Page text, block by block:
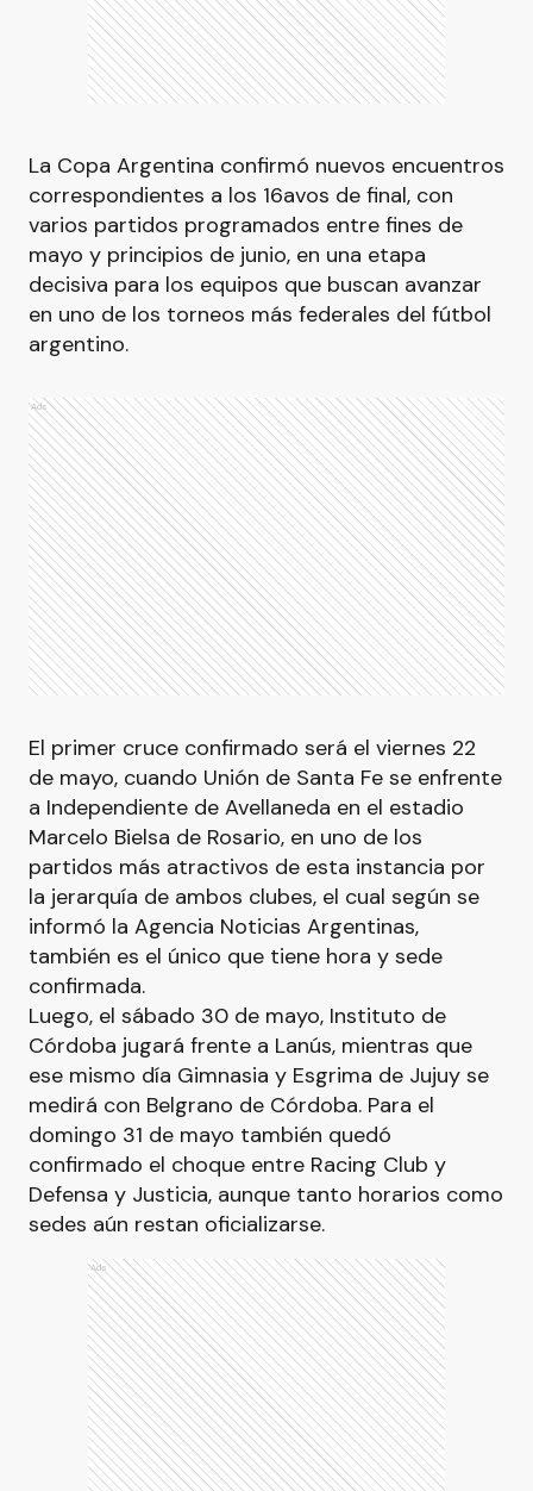
La Copa Argentina confirmó nuevos encuentros
correspondientes a los 16avos de final, con
varios partidos programados entre fines de
mayo y principios de junio, en una etapa
decisiva para los equipos que buscan avanzar
en uno de los torneos más federales del fútbol
argentino.
Ads
El primer cruce confirmado será el viernes 22
de mayo, cuando Unión de Santa Fe se enfrente
a Independiente de Avellaneda en el estadio
Marcelo Bielsa de Rosario, en uno de los
partidos más atractivos de esta instancia por
la jerarquía de ambos clubes, el cual según se
informó la Agencia Noticias Argentinas,
también es el único que tiene hora y sede
confirmada.
Luego, el sábado 30 de mayo, Instituto de
Córdoba jugará frente a Lanús, mientras que
ese mismo día Gimnasia y Esgrima de Jujuy se
medirá con Belgrano de Córdoba. Para el
domingo 31 de mayo también quedó
confirmado el choque entre Racing Club y
Defensa y Justicia, aunque tanto horarios como
sedes aún restan oficializarse.
Ads